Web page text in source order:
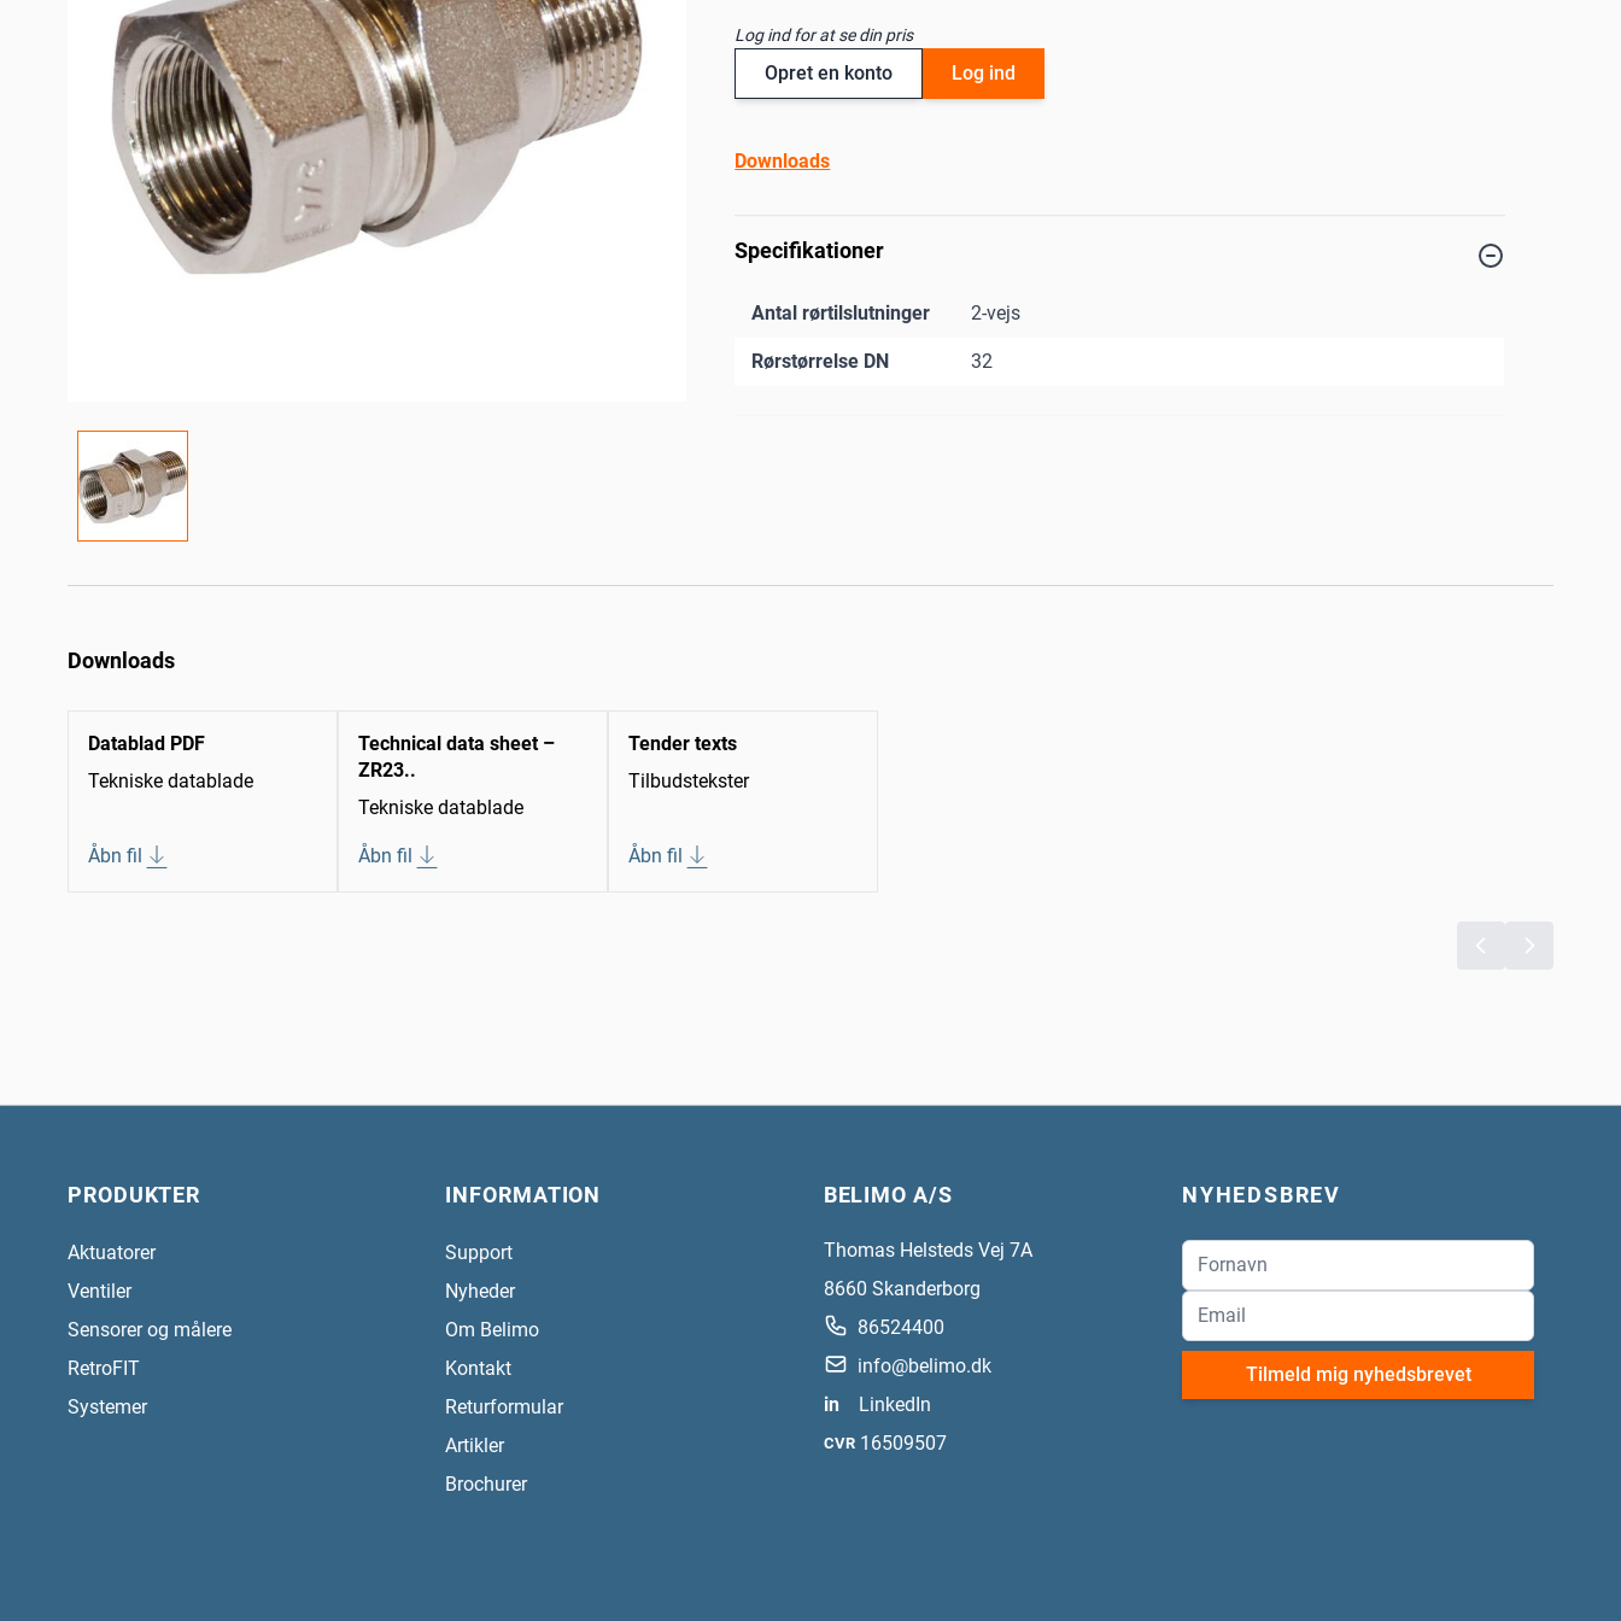
Log ind for at se din pris
Opret en konto Log ind
Downloads
Specifikationer
Antal rørtilslutninger 2-vejs
Rørstørrelse DN 32
Downloads
Datablad PDF
Tekniske datablade
Åbn fil
Technical data sheet –
ZR23..
Tekniske datablade
Åbn fil
Tender texts
Tilbudstekster
Åbn fil
PRODUKTER
Aktuatorer
Ventiler
Sensorer og målere
RetroFIT
Systemer
INFORMATION
Support
Nyheder
Om Belimo
Kontakt
Returformular
Artikler
Brochurer
BELIMO A/S
Thomas Helsteds Vej 7A
8660 Skanderborg
86524400
info@belimo.dk
in
LinkedIn
CVR 16509507
NYHEDSBREV
Tilmeld mig nyhedsbrevet